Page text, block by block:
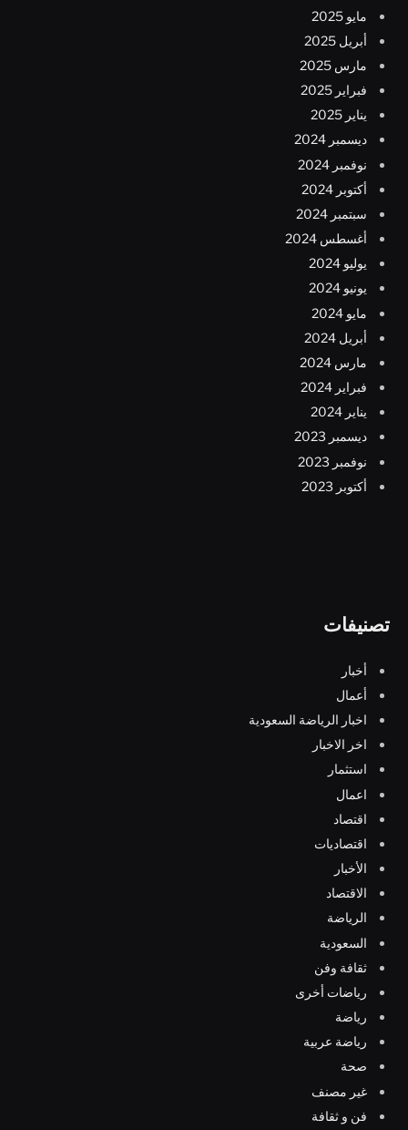
مايو 2025
أبريل 2025
مارس 2025
فبراير 2025
يناير 2025
ديسمبر 2024
نوفمبر 2024
أكتوبر 2024
سبتمبر 2024
أغسطس 2024
يوليو 2024
يونيو 2024
مايو 2024
أبريل 2024
مارس 2024
فبراير 2024
يناير 2024
ديسمبر 2023
نوفمبر 2023
أكتوبر 2023
تصنيفات
أخبار
أعمال
اخبار الرياضة السعودية
اخر الاخبار
استثمار
اعمال
اقتصاد
اقتصاديات
الأخبار
الاقتصاد
الرياضة
السعودية
ثقافة وفن
رياضات أخرى
رياضة
رياضة عربية
صحة
غير مصنف
فن و ثقافة